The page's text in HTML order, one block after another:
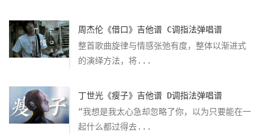
周杰伦《借口》吉他谱 C调指法弹唱谱
整首歌曲旋律与情感张弛有度，整体以渐进式
的演绎方法，将...
丁世光《瘦子》吉他谱 D调指法弹唱谱
“我想是我太心急却忽略了你，以为只要能在一
起什么都过得去...